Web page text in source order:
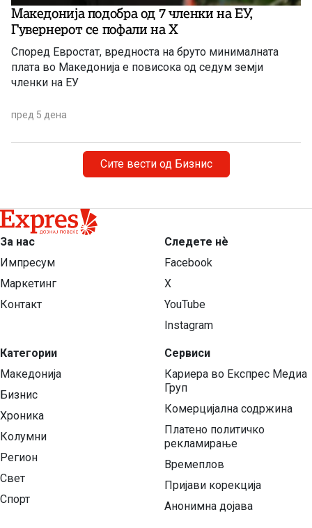
Македонија подобра од 7 членки на ЕУ,
Гувернерот се пофали на Х
Според Евростат, вредноста на бруто минималната
плата во Македонија е повисока од седум земји
членки на ЕУ
пред 5 дена
Сите вести од Бизнис
За нас
Импресум
Маркетинг
Контакт
Категории
Македонија
Бизнис
Хроника
Колумни
Регион
Свет
Спорт
Следете нѐ
Facebook
X
YouTube
Instagram
Сервиси
Кариера во Експрес Медиа
Груп
Комерцијална содржина
Платено политичко
рекламирање
Времеплов
Пријави корекција
Анонимна дојава